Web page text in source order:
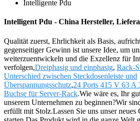
Intelligente Pdu
Intelligent Pdu - China Hersteller,
Qualität zuerst, Ehrlichkeit als Basis,
gegenseitiger Gewinn ist unsere Idee, um
weiterzuentwickeln und die Exzellenz für
verfolgen,Dreiphasig und einphasig, Rack-
Unterschied zwischen Steckdosenleiste und
Überspannungsschutz,24 Ports 415 V 63 A
Buchse für Server-Rack.Wie wäre es, Ihr
unserem Unternehmen zu beginnen?Wir
erfüllt mit Stolz.Lassen Sie uns unser